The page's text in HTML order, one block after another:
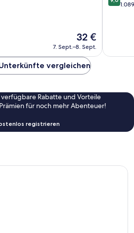
Der
Preis
beträgt
32 €
32 €
7. Sept.–8. Sept.
von
vergleichen
Rabatte und Vorteile
für noch mehr Abenteuer!
registrieren